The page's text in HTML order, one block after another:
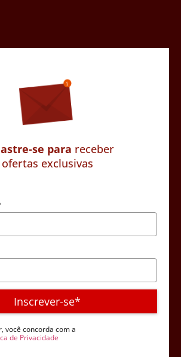
se para receber
ofertas exclusivas
Inscrever-se*
você concorda com a
de Privacidade